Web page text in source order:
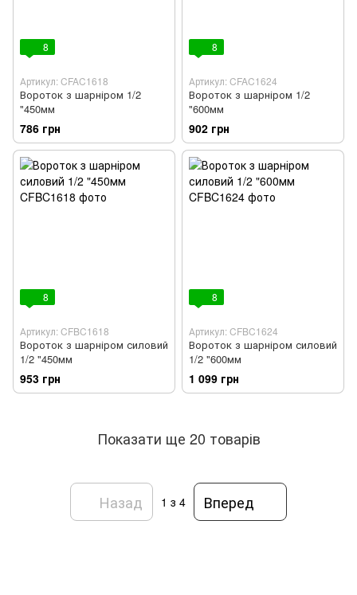
8
Артикул: CFAC1618
Вороток з шарніром 1/2
"450мм
786 грн
8
Артикул: CFAC1624
Вороток з шарніром 1/2
"600мм
902 грн
8
Артикул: CFBC1618
Вороток з шарніром силовий
1/2 "450мм
953 грн
8
Артикул: CFBC1624
Вороток з шарніром силовий
1/2 "600мм
1 099 грн
Показати ще 20 товарів
Назад 1 з 4 Вперед